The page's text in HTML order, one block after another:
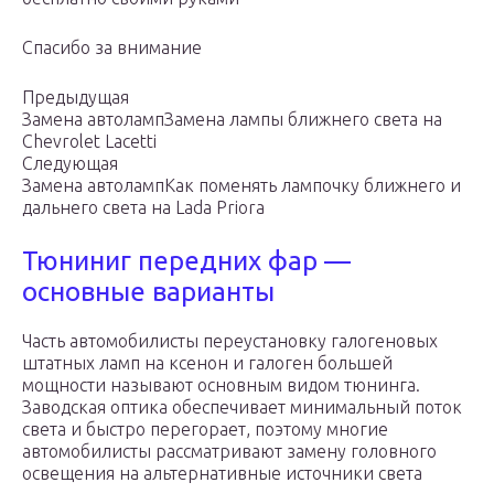
Спасибо за внимание
Предыдущая
Замена автолампЗамена лампы ближнего света на
Chevrolet Lacetti
Следующая
Замена автолампКак поменять лампочку ближнего и
дальнего света на Lada Priora
Тюниниг передних фар —
основные варианты
Часть автомобилисты переустановку галогеновых
штатных ламп на ксенон и галоген большей
мощности называют основным видом тюнинга.
Заводская оптика обеспечивает минимальный поток
света и быстро перегорает, поэтому многие
автомобилисты рассматривают замену головного
освещения на альтернативные источники света